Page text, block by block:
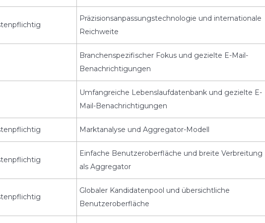
Präzisionsanpassungstechnologie und internationale
Reichweite
Branchenspezifischer Fokus und gezielte E-Mail-
Benachrichtigungen
Umfangreiche Lebenslaufdatenbank und gezielte E-
Mail-Benachrichtigungen
Marktanalyse und Aggregator-Modell
Einfache Benutzeroberfläche und breite Verbreitung
als Aggregator
Globaler Kandidatenpool und übersichtliche
Benutzeroberfläche